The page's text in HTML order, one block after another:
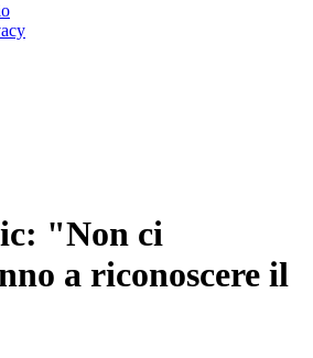
"Non ci
a riconoscere il